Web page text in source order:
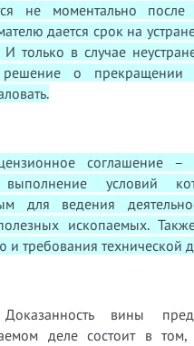
не моментально
дается срок на
только в случае
решение о прекращении
соглашение –
условий
для ведения
ископаемых.
и требования технической
вины
деле состоит в